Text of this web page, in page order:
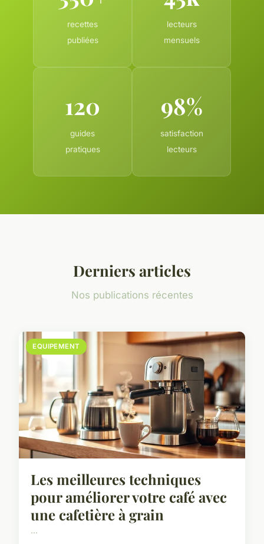
recettes
publiées
lecteurs
mensuels
120
guides
pratiques
98%
satisfaction
lecteurs
Derniers articles
Nos publications récentes
EQUIPEMENT
Les meilleures techniques
pour améliorer votre café avec
une cafetière à grain
...